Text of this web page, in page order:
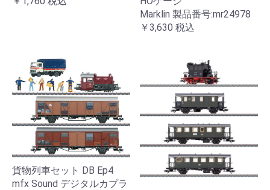
Marklin 製品番号:mr24978
￥3,630 税込
貨物列車セット DB Ep4
mfx Sound デジタルカプラ